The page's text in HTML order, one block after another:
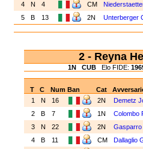
4
N 4 CM
5
B 13 2N Unterberger
2 - Reyna
1N CUBElo FIDE:
T C Num Ban Cat
1
N 16 2N
Demetz
2
B 7 1N
Colombo
3
N 22 2N
Gasparro
4
B 11 CM
Dallaglio